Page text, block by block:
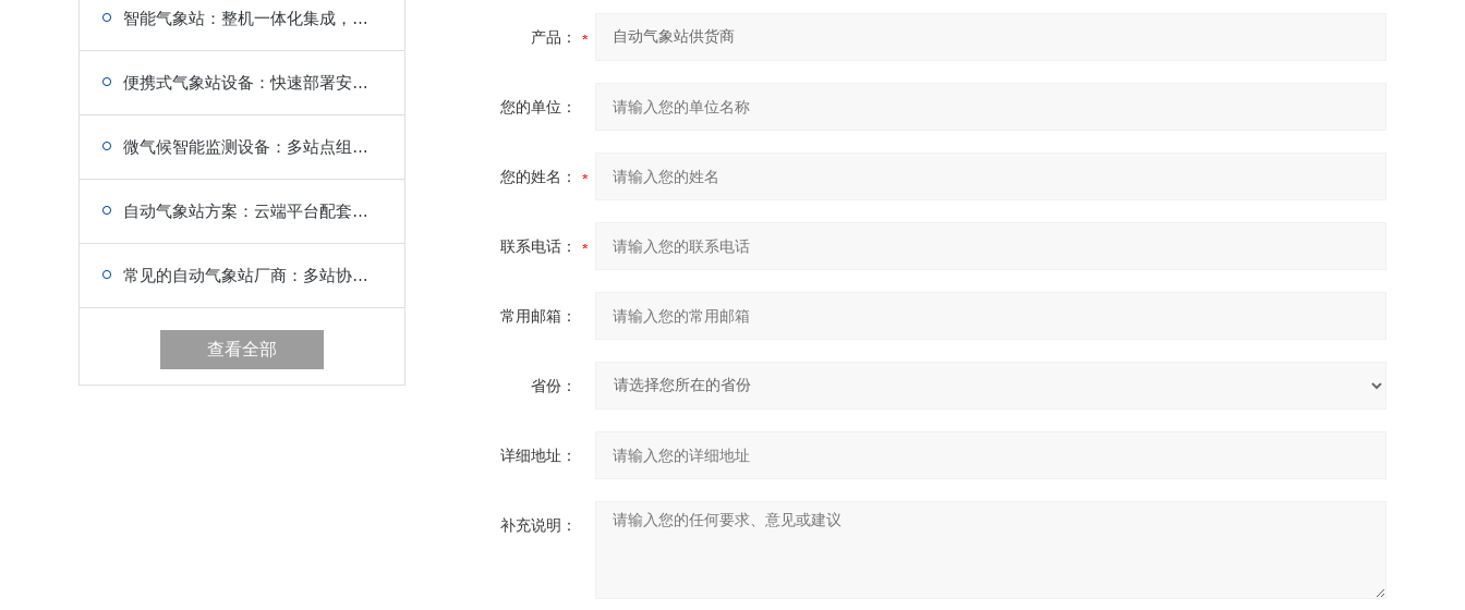
智能气象站：整机一体化集成，现场安装省时省力
便携式气象站设备：快速部署安装，多要素实时采集
微气候智能监测设备：多站点组网传输，区域微气候联动
自动气象站方案：云端平台配套，适配多行业需求
常见的自动气象站厂商：多站协同组网，防灾减灾核心支撑
查看全部
产品：
您的单位：
您的姓名：
联系电话：
常用邮箱：
省份：
详细地址：
补充说明：